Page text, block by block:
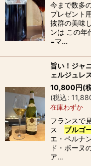
今まで数多
プレゼント
抜群の美味
ンは この年
=マ…
旨い！ジャ
ェルジュレ
10,800円(
(税込:
在庫わずか
フランスで
ス ブルゴ
エ・ペルナ
ド・ボーヌ
ア…